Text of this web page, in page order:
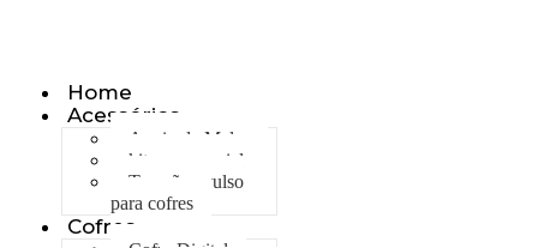
Home
Acessórios
Apoio de Malas
kit emergencial
Trancão avulso
para cofres
Cofres